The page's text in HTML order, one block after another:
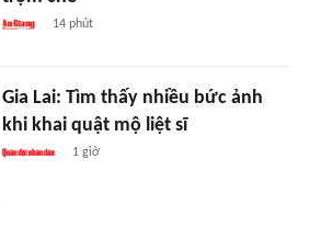
14 phút
Gia Lai: Tìm thấy nhiều bức ảnh
khi khai quật mộ liệt sĩ
1 giờ